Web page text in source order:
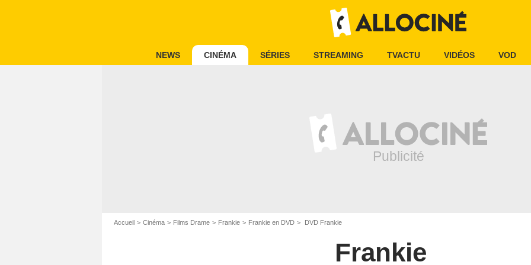
NEWS CINÉMA SÉRIES STREAMING TVACTU VIDÉOS VOD
Accueil Cinéma Films Drame Frankie Frankie en DVD DVD Frankie
Frankie